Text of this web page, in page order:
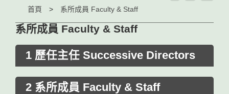
首頁 系所成員 Faculty & Staff
系所成員 Faculty & Staff
1 歷任主任 Successive Directors
2 系所成員 Faculty & Staff